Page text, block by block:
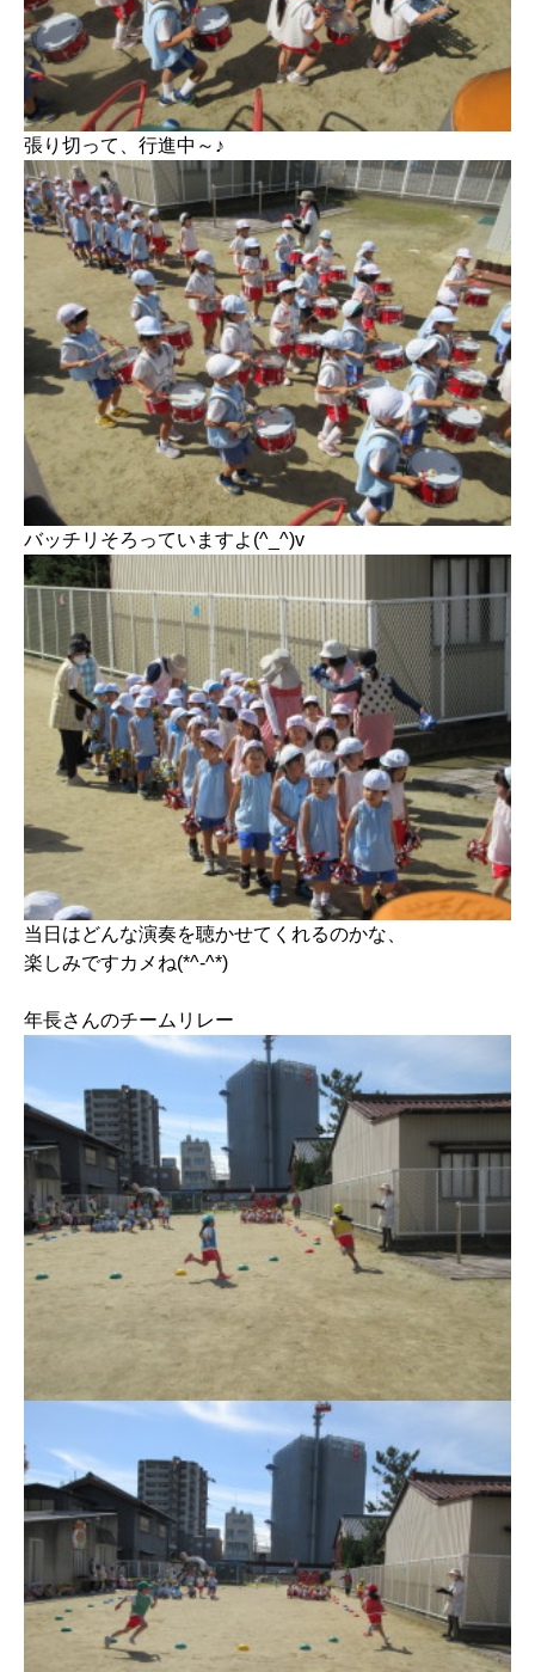
張り切って、行進中～♪
バッチリそろっていますよ(^_^)v
当日はどんな演奏を聴かせてくれるのかな、
楽しみですカメね(*^-^*)
年長さんのチームリレー